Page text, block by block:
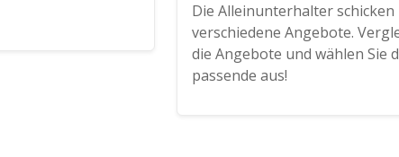
Die Alleinunterhalter schicken
verschiedene Angebote.
die Angebote und wählen Sie
passende aus!